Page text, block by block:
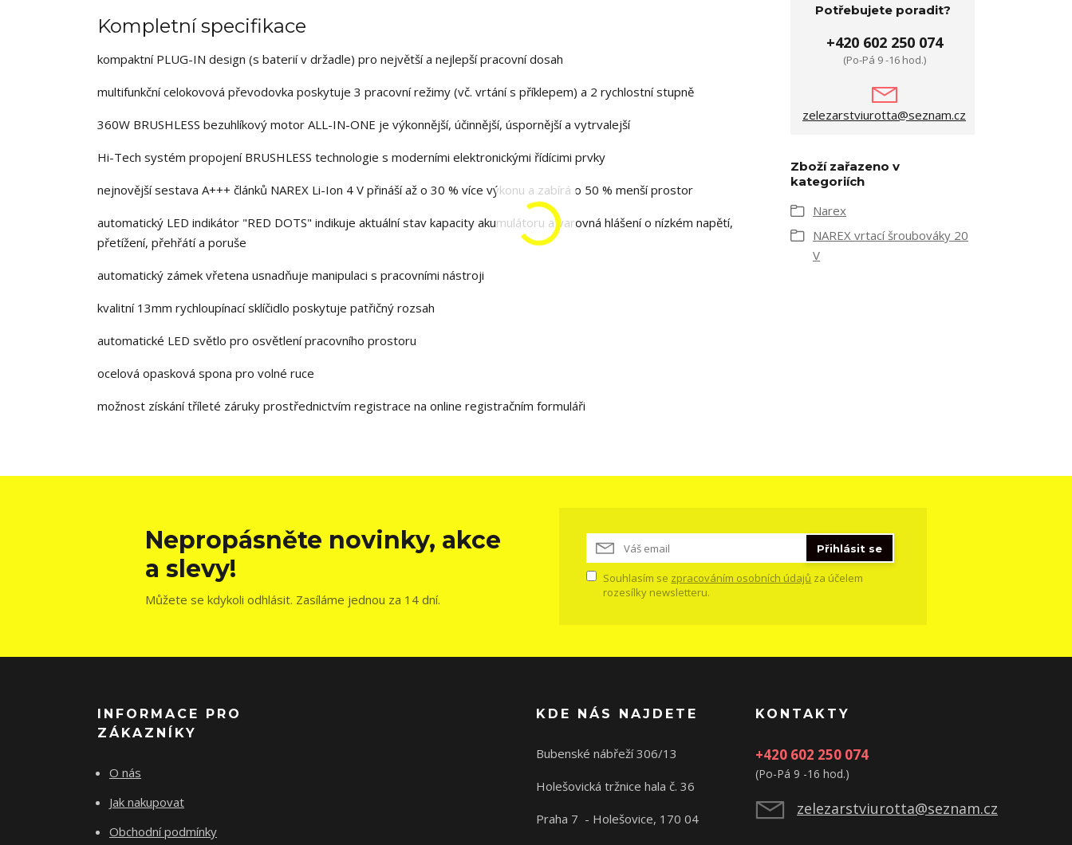
Kompletní specifikace
kompaktní PLUG-IN design (s baterií v držadle) pro největší a nejlepší pracovní dosah
multifunkční celokovová převodovka poskytuje 3 pracovní režimy (vč. vrtání s příklepem) a 2 rychlostní stupně
360W BRUSHLESS bezuhlíkový motor ALL-IN-ONE je výkonnější, účinnější, úspornější a vytrvalejší
Hi-Tech systém propojení BRUSHLESS technologie s moderními elektronickými řídícimi prvky
nejnovější sestava A+++ článků NAREX Li-Ion 4 V přináší až o 30 % více výkonu a zabírá o 50 % menší prostor
automatický LED indikátor "RED DOTS" indikuje aktuální stav kapacity akumulátoru a varovná hlášení o nízkém napětí,
přetížení, přehřátí a poruše
automatický zámek vřetena usnadňuje manipulaci s pracovními nástroji
kvalitní 13mm rychloupínací sklíčidlo poskytuje patřičný rozsah
automatické LED světlo pro osvětlení pracovního prostoru
ocelová opasková spona pro volné ruce
možnost získání tříleté záruky prostřednictvím registrace na online registračním formuláři
Potřebujete poradit?
+420 602 250 074
(Po-Pá 9 -16 hod.)
zelezarstviurotta@seznam.cz
Zboží zařazeno v
kategoriích
Narex
NAREX vrtací šroubováky 20
V
Nepropásněte novinky, akce
a slevy!
Můžete se kdykoli odhlásit. Zasíláme jednou za 14 dní.
Přihlásit se
Souhlasím se zpracováním osobních údajů za účelem
rozesílky newsletteru.
INFORMACE PRO
ZÁKAZNÍKY
O nás
Jak nakupovat
Obchodní podmínky
KDE NÁS NAJDETE
Bubenské nábřeží 306/13
Holešovická tržnice hala č. 36
Praha 7 - Holešovice, 170 04
KONTAKTY
+420 602 250 074
(Po-Pá 9 -16 hod.)
zelezarstviurotta@seznam.cz